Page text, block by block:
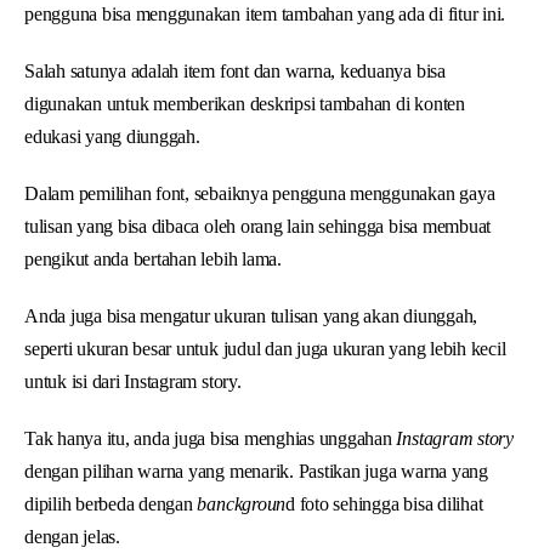
pengguna bisa menggunakan item tambahan yang ada di fitur ini.
Salah satunya adalah item font dan warna, keduanya bisa
digunakan untuk memberikan deskripsi tambahan di konten
edukasi yang diunggah.
Dalam pemilihan font, sebaiknya pengguna menggunakan gaya
tulisan yang bisa dibaca oleh orang lain sehingga bisa membuat
pengikut anda bertahan lebih lama.
Anda juga bisa mengatur ukuran tulisan yang akan diunggah,
seperti ukuran besar untuk judul dan juga ukuran yang lebih kecil
untuk isi dari Instagram story.
Tak hanya itu, anda juga bisa menghias unggahan Instagram story
dengan pilihan warna yang menarik. Pastikan juga warna yang
dipilih berbeda denganbanckground foto sehingga bisa dilihat
dengan jelas.